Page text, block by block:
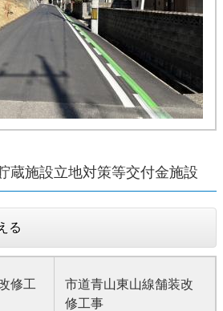
蔵施設立地対策等交付金施設
る
修工
市道青山東山線舗装改
修工事